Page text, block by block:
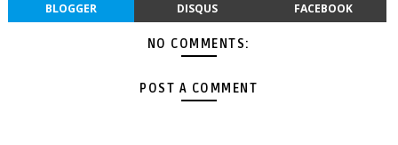
BLOGGER DISQUS FACEBOOK
NO COMMENTS:
POST A COMMENT